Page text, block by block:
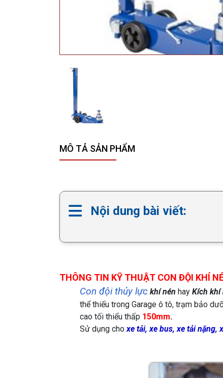
MÔ TẢ SẢN PHẨM
Nội dung bài viết:
THÔNG TIN KỸ THUẬT CON ĐỘI KHÍ
Con đội thủy lực khí nén hay Kích khí
thể thiếu trong Garage ô tô, trạm bảo
cao tối thiểu thấp 150mm.
Sử dụng choxe tải, xe bus, xe tải nặng,